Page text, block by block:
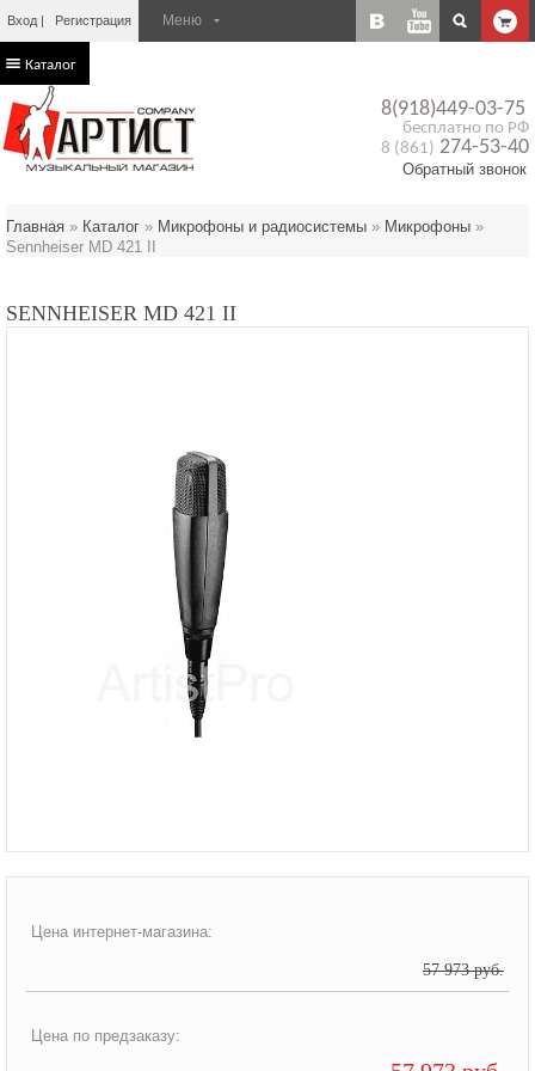
Вход Регистрация
8(918)449-03-75
бесплатно по РФ
8 (861) 274-53-40
Обратный звонок
Каталог
Главная » Каталог » Микрофоны и радиосистемы » Микрофоны »
Sennheiser MD 421 II
SENNHEISER MD 421 II
Цена интернет-магазина:
57 973 руб.
Цена по предзаказу: